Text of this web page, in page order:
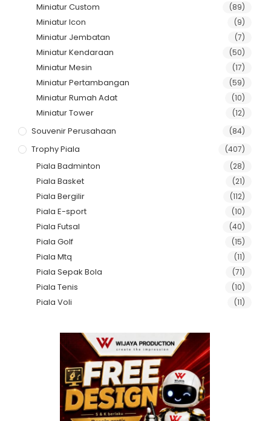
Miniatur Custom (89)
Miniatur Icon (9)
Miniatur Jembatan (7)
Miniatur Kendaraan (50)
Miniatur Mesin (17)
Miniatur Pertambangan (59)
Miniatur Rumah Adat (10)
Miniatur Tower (12)
Souvenir Perusahaan (84)
Trophy Piala (407)
Piala Badminton (28)
Piala Basket (21)
Piala Bergilir (112)
Piala E-sport (10)
Piala Futsal (40)
Piala Golf (15)
Piala Mtq (11)
Piala Sepak Bola (71)
Piala Tenis (10)
Piala Voli (11)